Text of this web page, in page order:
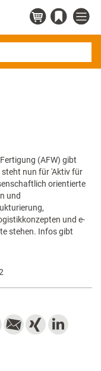
(AFW) gibt
nun für 'Aktiv für
orientierte
und
und e-
stehen. Infos gibt